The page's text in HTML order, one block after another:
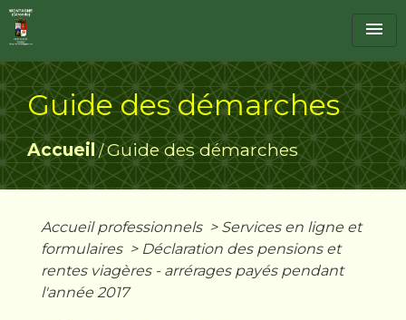
menu
Guide des démarches
Accueil/Guide des démarches
Accueil professionnels > Services en ligne et
formulaires > Déclaration des pensions et
rentes viagères - arrérages payés pendant
l'année 2017